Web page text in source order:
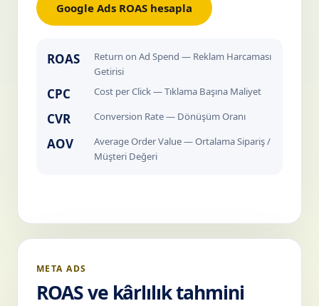
Google Ads ROAS hesapla
ROAS
Return on Ad Spend — Reklam Harcaması
Getirisi
CPC Cost per Click — Tıklama Başına Maliyet
CVR Conversion Rate — Dönüşüm Oranı
AOV
Average Order Value — Ortalama Sipariş /
Müşteri Değeri
META ADS
ROAS ve kârlılık tahmini